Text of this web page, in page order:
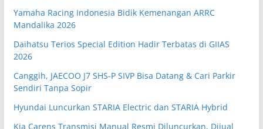
Yamaha Racing Indonesia Bidik Kemenangan ARRC
Mandalika 2026
Daihatsu Terios Special Edition Hadir Terbatas di GIIAS
2026
Canggih, JAECOO J7 SHS-P SIVP Bisa Datang & Cari Parkir
Sendiri Tanpa Sopir
Hyundai Luncurkan STARIA Electric dan STARIA Hybrid
Kia Carens Transmisi Manual Resmi Diluncurkan, Dijual